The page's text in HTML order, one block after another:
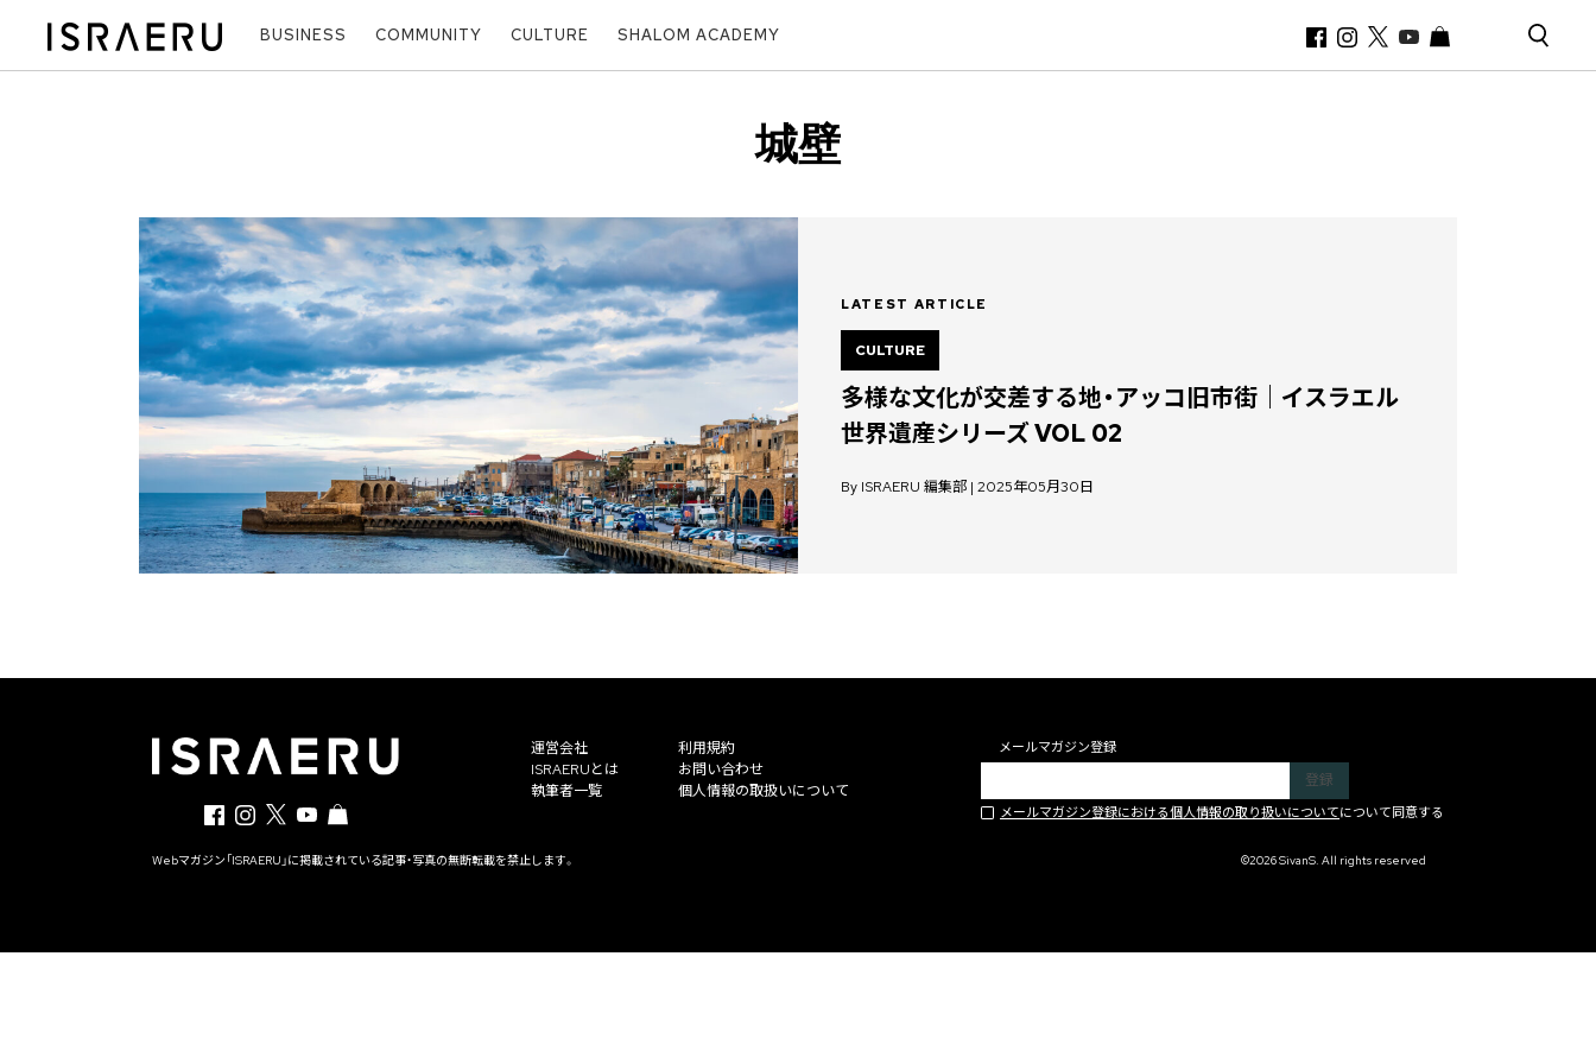
BUSINESS COMMUNITY CULTURE SHALOM ACADEMY
城壁
LATEST ARTICLE
CULTURE
多様な文化が交差する地・アッコ旧市街｜イスラエル
世界遺産シリーズ VOL 02
By ISRAERU 編集部 | 2025年05月30日
運営会社
ISRAERUとは
執筆者一覧
利用規約
お問い合わせ
個人情報の取扱いについて
メールマガジン登録
メールマガジン登録における個人情報の取り扱いについてについて同意する
Webマガジン「ISRAERU」に掲載されている記事・写真の無断転載を禁止します。 ©2026 SivanS. All rights reserved